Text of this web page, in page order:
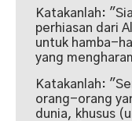
Katakanlah:
perhiasan dari
untuk hamba-
yang
Katakanlah:
orang-orang
dunia, khusus